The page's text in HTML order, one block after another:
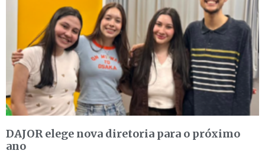
DAJOR elege nova diretoria para o próximo
ano